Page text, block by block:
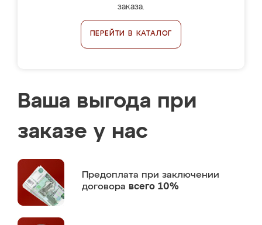
заказа.
ПЕРЕЙТИ В КАТАЛОГ
Ваша выгода при
заказе у нас
Предоплата при заключении
договора всего 10%